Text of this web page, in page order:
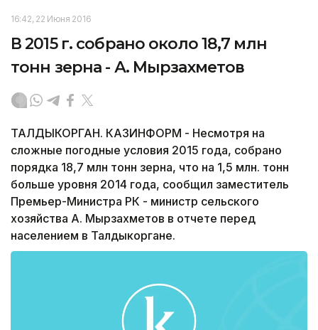
16:42, 22 Июня 2016
В 2015 г. собрано около 18,7 млн
тонн зерна - А. Мырзахметов
ТАЛДЫКОРГАН. КАЗИНФОРМ - Несмотря на
сложные погодные условия 2015 года, собрано
порядка 18,7 млн тонн зерна, что на 1,5 млн. тонн
больше уровня 2014 года, сообщил заместитель
Премьер-Министра РК - министр сельского
хозяйства А. Мырзахметов в отчете перед
населением в Талдыкоргане.